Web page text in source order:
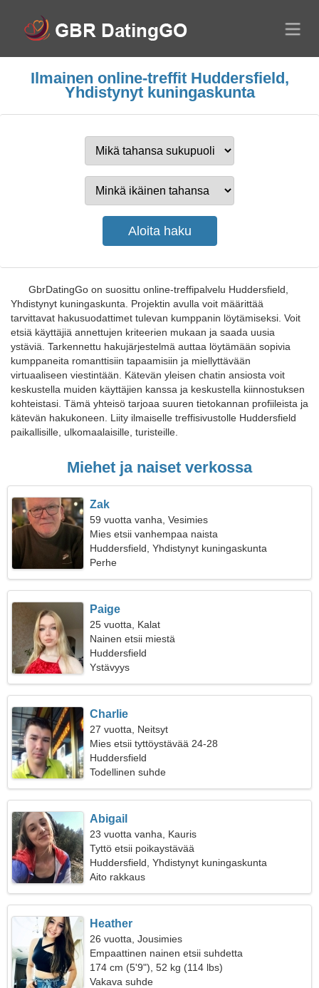
Ilmainen online-treffit Huddersfield,
Yhdistynyt kuningaskunta
GbrDatingGo on suosittu online-treffipalvelu Huddersfield,
Yhdistynyt kuningaskunta. Projektin avulla voit määrittää
tarvittavat hakusuodattimet tulevan kumppanin löytämiseksi. Voit
etsiä käyttäjiä annettujen kriteerien mukaan ja saada uusia
ystäviä. Tarkennettu hakujärjestelmä auttaa löytämään sopivia
kumppaneita romanttisiin tapaamisiin ja miellyttävään
virtuaaliseen viestintään. Kätevän yleisen chatin ansiosta voit
keskustella muiden käyttäjien kanssa ja keskustella kiinnostuksen
kohteistasi. Tämä yhteisö tarjoaa suuren tietokannan profiileista ja
kätevän hakukoneen. Liity ilmaiselle treffisivustolle Huddersfield
paikallisille, ulkomaalaisille, turisteille.
Miehet ja naiset verkossa
Zak
59 vuotta vanha, Vesimies
Mies etsii vanhempaa naista
Huddersfield, Yhdistynyt kuningaskunta
Perhe
Paige
25 vuotta, Kalat
Nainen etsii miestä
Huddersfield
Ystävyys
Charlie
27 vuotta, Neitsyt
Mies etsii tyttöystävää 24-28
Huddersfield
Todellinen suhde
Abigail
23 vuotta vanha, Kauris
Tyttö etsii poikaystävää
Huddersfield, Yhdistynyt kuningaskunta
Aito rakkaus
Heather
26 vuotta, Jousimies
Empaattinen nainen etsii suhdetta
174 cm (5'9"), 52 kg (114 lbs)
Vakava suhde